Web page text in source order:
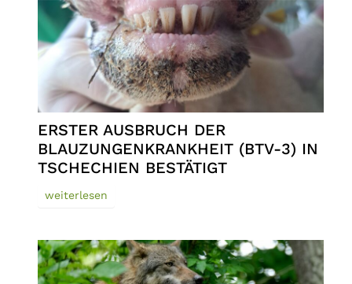
ERSTER AUSBRUCH DER
BLAUZUNGENKRANKHEIT (BTV-3) IN
TSCHECHIEN BESTÄTIGT
weiterlesen